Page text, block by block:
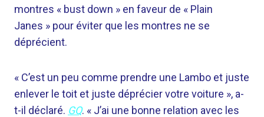
montres « bust down » en faveur de « Plain
Janes » pour éviter que les montres ne se
déprécient.
« C’est un peu comme prendre une Lambo et juste
enlever le toit et juste déprécier votre voiture », a-
t-il déclaré. GQ. « J’ai une bonne relation avec les